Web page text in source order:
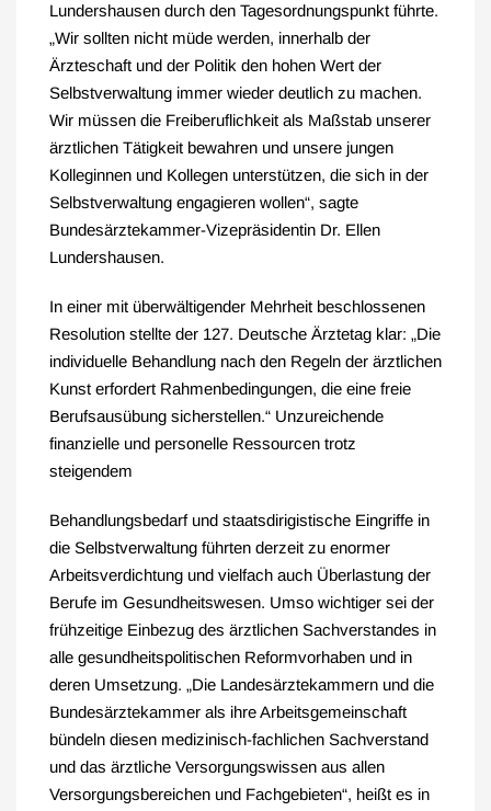
Lundershausen durch den Tagesordnungspunkt führte.
„Wir sollten nicht müde werden, innerhalb der
Ärzteschaft und der Politik den hohen Wert der
Selbstverwaltung immer wieder deutlich zu machen.
Wir müssen die Freiberuflichkeit als Maßstab unserer
ärztlichen Tätigkeit bewahren und unsere jungen
Kolleginnen und Kollegen unterstützen, die sich in der
Selbstverwaltung engagieren wollen“, sagte
Bundesärztekammer-Vizepräsidentin Dr. Ellen
Lundershausen.
In einer mit überwältigender Mehrheit beschlossenen
Resolution stellte der 127. Deutsche Ärztetag klar: „Die
individuelle Behandlung nach den Regeln der ärztlichen
Kunst erfordert Rahmenbedingungen, die eine freie
Berufsausübung sicherstellen.“ Unzureichende
finanzielle und personelle Ressourcen trotz
steigendem
Behandlungsbedarf und staatsdirigistische Eingriffe in
die Selbstverwaltung führten derzeit zu enormer
Arbeitsverdichtung und vielfach auch Überlastung der
Berufe im Gesundheitswesen. Umso wichtiger sei der
frühzeitige Einbezug des ärztlichen Sachverstandes in
alle gesundheitspolitischen Reformvorhaben und in
deren Umsetzung. „Die Landesärztekammern und die
Bundesärztekammer als ihre Arbeitsgemeinschaft
bündeln diesen medizinisch-fachlichen Sachverstand
und das ärztliche Versorgungswissen aus allen
Versorgungsbereichen und Fachgebieten“, heißt es in